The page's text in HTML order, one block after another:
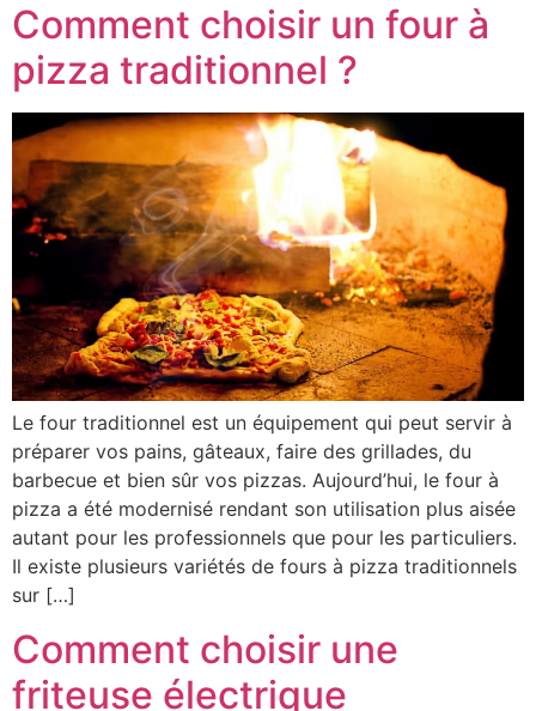
Comment choisir un four à
pizza traditionnel ?
Le four traditionnel est un équipement qui peut servir à
préparer vos pains, gâteaux, faire des grillades, du
barbecue et bien sûr vos pizzas. Aujourd’hui, le four à
pizza a été modernisé rendant son utilisation plus aisée
autant pour les professionnels que pour les particuliers.
Il existe plusieurs variétés de fours à pizza traditionnels
sur […]
Comment choisir une
friteuse électrique